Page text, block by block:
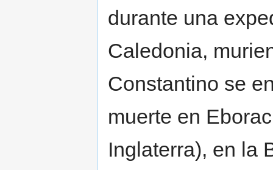
durante una
Caledonia,
Constantino se
muerte en
Inglaterra), en la